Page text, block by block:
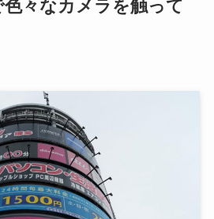
色々なカメラを触って